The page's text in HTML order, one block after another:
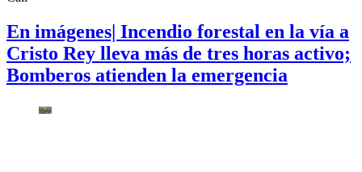
En imágenes| Incendio forestal en la vía a
Cristo Rey lleva más de tres horas activo;
Bomberos atienden la emergencia